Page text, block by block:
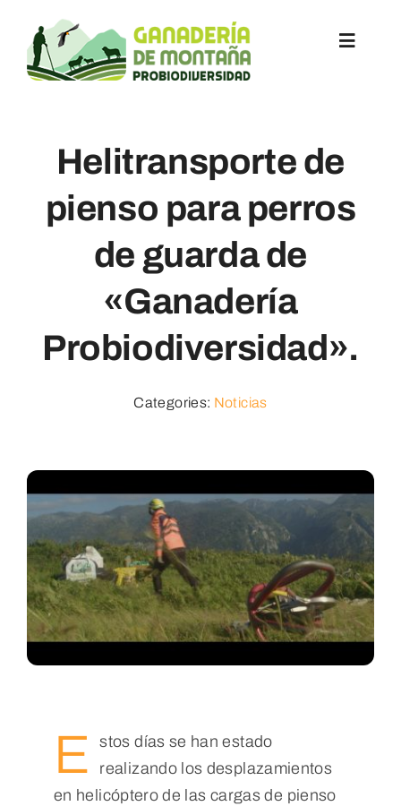
contenido
Toggle
Acciones
Objetivos
Noticias
Helitransporte de
pienso para perros
de guarda de
«Ganadería
Probiodiversidad».
Categories: Noticias
E
stos días se han estado
realizando los desplazamientos
en helicóptero de las cargas de pienso